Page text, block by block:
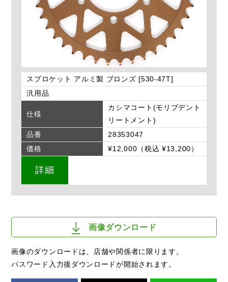
スプロケット アルミ製 ブロンズ [530-47T]
汎用品
仕様
カシマコート(モリブデント
リートメント)
品番
28353047
価格
¥12,000（税込 ¥13,200）
詳細
画像ダウンロード
画像のダウンロードは、店舗や関係者に限ります。
パスワード入力後ダウンロードが開始されます。